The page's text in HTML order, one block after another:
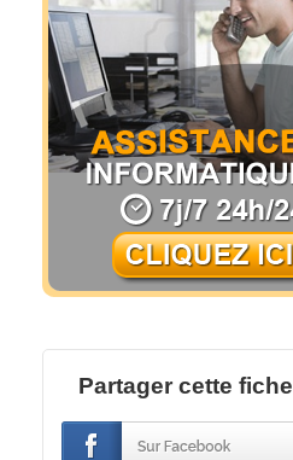
Partager cette fiche